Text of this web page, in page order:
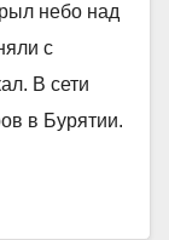
небо над
с
В сети
в Бурятии.